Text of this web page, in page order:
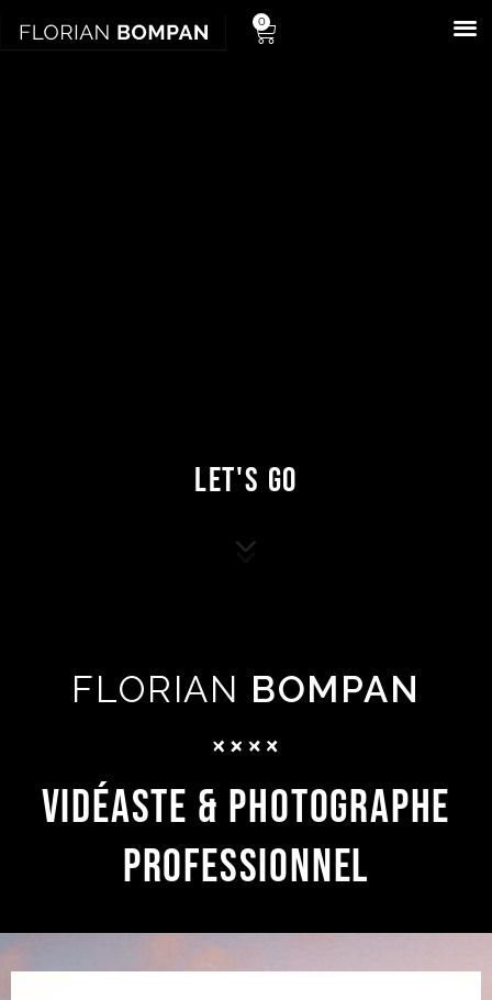
0
LET'S GO
FLORIAN BOMPAN
VIDÉASTE & PHOTOGRAPHE
PROFESSIONNEL